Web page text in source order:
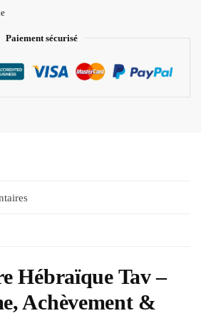
Paiement sécurisé
Hébraïque Tav –
Achèvement &